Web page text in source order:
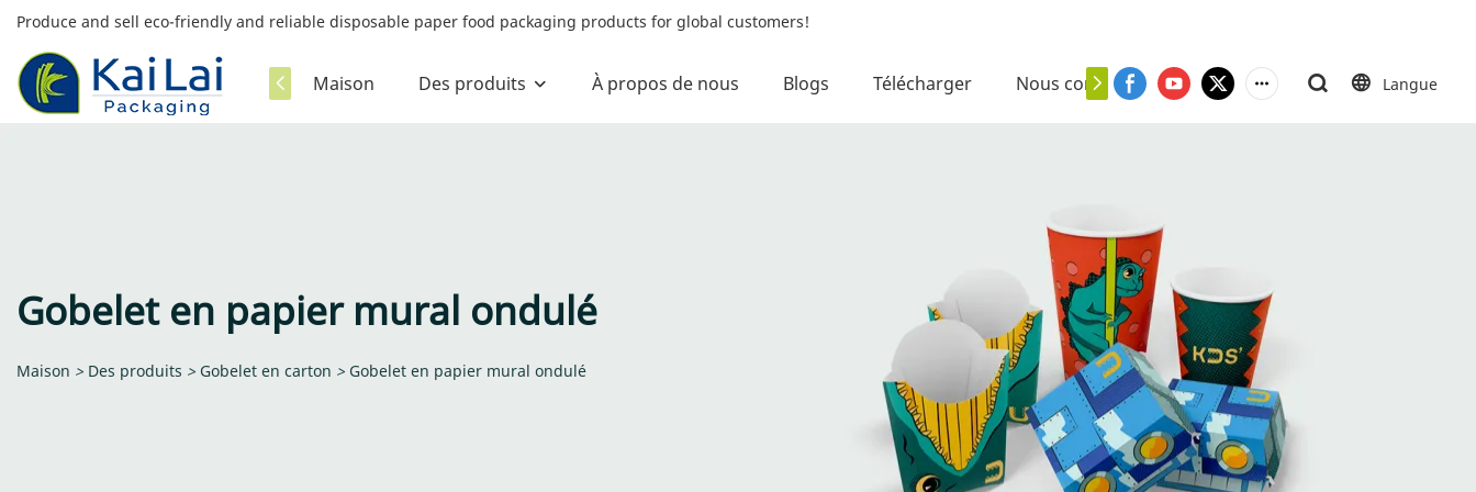
Produce and sell eco-friendly and reliable disposable paper food packaging products for global customers!
Maison Des produits À propos de nous Blogs Télécharger Nous contacter Langue
Gobelet en papier mural ondulé
Maison > Des produits > Gobelet en carton > Gobelet en papier mural ondulé